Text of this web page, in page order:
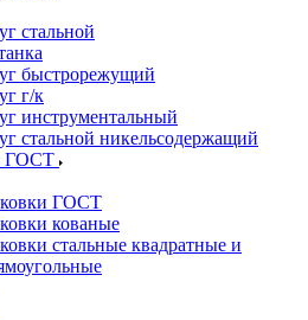
стальной
быстрорежущий
г/к
инструментальный
стальной никельсодержащий
ГОСТ
ГОСТ
кованые
стальные квадратные и